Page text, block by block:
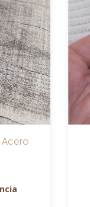
Acero